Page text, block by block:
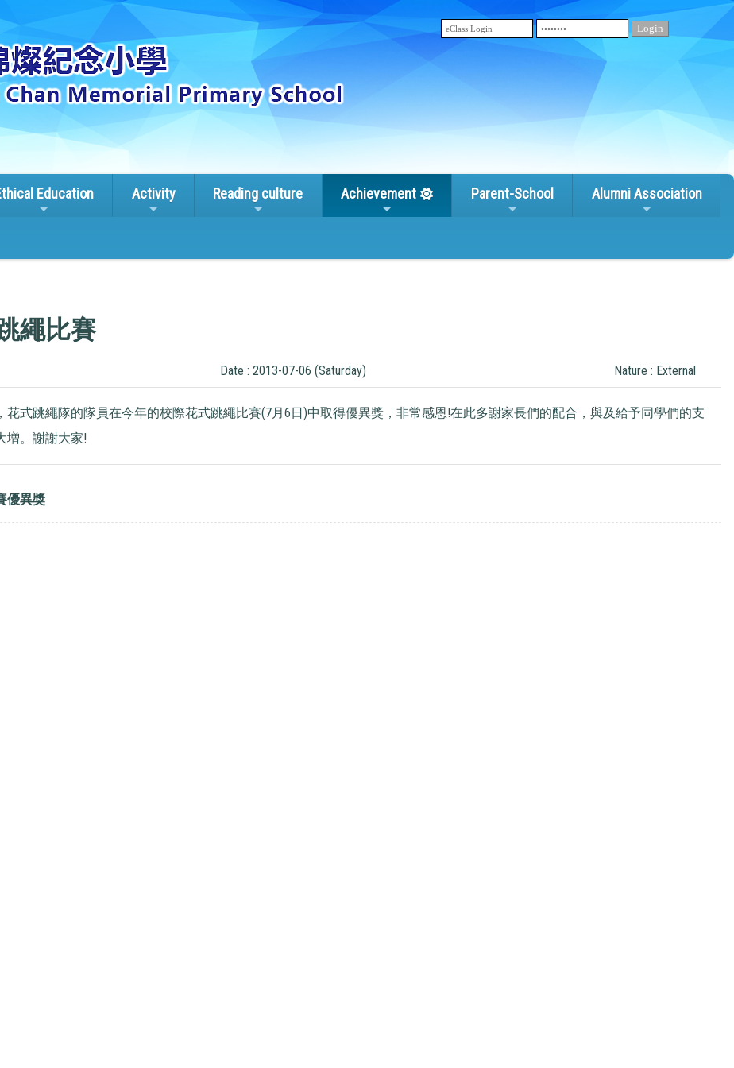
Education Activity Reading culture Achievement Parent-School Alumni Association
繩比賽
Date : 2013-07-06 (Saturday) Nature : External
花式跳繩隊的隊員在今年的校際花式跳繩比賽(7月6日)中取得優異獎，非常感恩!在此多謝家長們的配合，與及給予同學們的支
増。謝謝大家!
優異獎